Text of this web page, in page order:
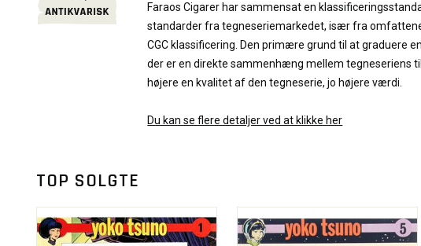
Faraos Cigarer har sammensat en
standarder fra tegneseriemarkedet, især fra
CGC klassificering. Den primære grund til at graduere
der er en direkte sammenhæng mellem tegneseriens
højere en kvalitet af den tegneserie, jo højere værdi.
Du kan se flere detaljer ved at klikke her
TOP SOLGTE